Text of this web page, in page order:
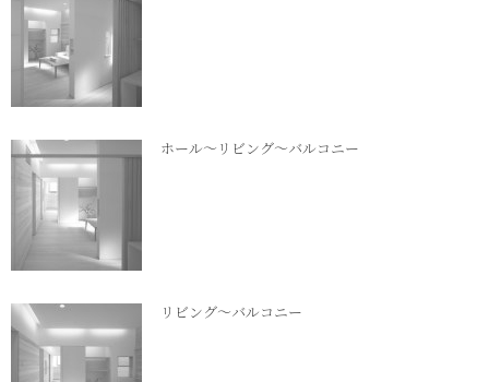
ホール～リビング～バルコニー
リビング～バルコニー